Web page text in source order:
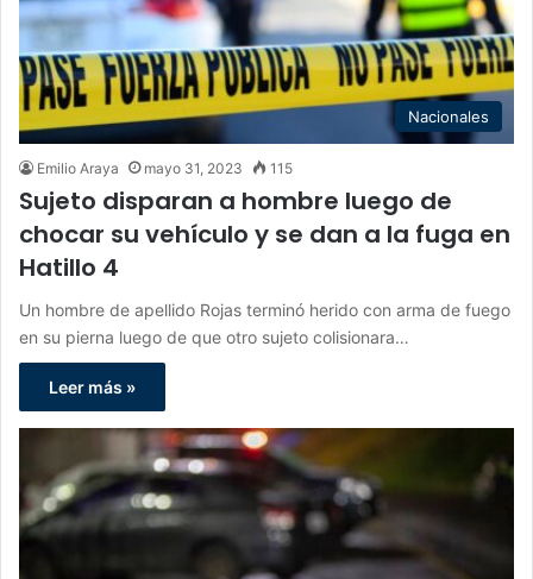
Nacionales
Emilio Araya mayo 31, 2023 115
Sujeto disparan a hombre luego de
chocar su vehículo y se dan a la fuga en
Hatillo 4
Un hombre de apellido Rojas terminó herido con arma de fuego
en su pierna luego de que otro sujeto colisionara…
Leer más »